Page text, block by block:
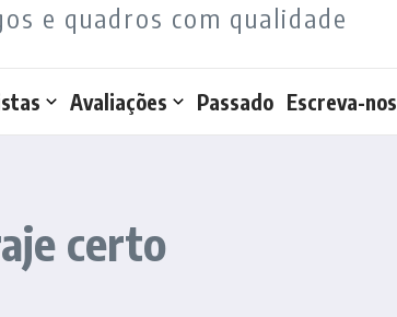
e quadros com qualidade
Avaliações Passado Escreva-nos
certo